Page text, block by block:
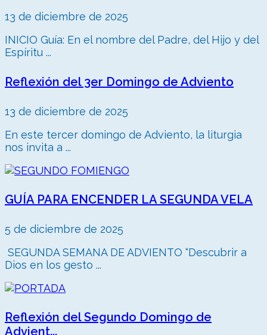
13 de diciembre de 2025
INICIO Guía: En el nombre del Padre, del Hijo y del
Espíritu ...
Reflexión del 3er Domingo de Adviento
13 de diciembre de 2025
En este tercer domingo de Adviento, la liturgia
nos invita a ...
GUÍA PARA ENCENDER LA SEGUNDA VELA
5 de diciembre de 2025
SEGUNDA SEMANA DE ADVIENTO “Descubrir a
Dios en los gesto ...
Reflexión del Segundo Domingo de
Advient...